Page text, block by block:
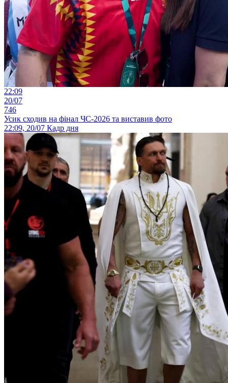
22:09
20/07
746
Усик сходив на фінал ЧС-2026 та виставив фото
22:09, 20/07 Кадр дня